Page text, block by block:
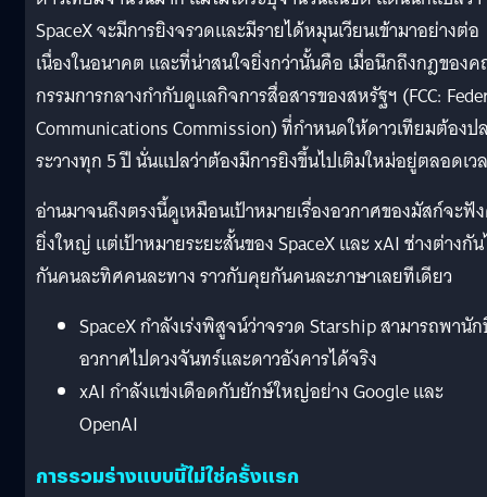
SpaceX จะมีการยิงจรวดและมีรายได้หมุนเวียนเข้ามาอย่างต่อ
เนื่องในอนาคต และที่น่าสนใจยิ่งกว่านั้นคือ เมื่อนึกถึงกฎของ
กรรมการกลางกำกับดูแลกิจการสื่อสารของสหรัฐฯ (FCC:
Communications Commission) ที่กำหนดให้ดาวเทียมต้องป
ระวางทุก 5 ปี นั่นแปลว่าต้องมีการยิงขึ้นไปเติมใหม่อยู่ตลอดเว
อ่านมาจนถึงตรงนี้ดูเหมือนเป้าหมายเรื่องอวกาศของมัสก์จะฟั
ยิ่งใหญ่ แต่เป้าหมายระยะสั้นของ SpaceX และ xAI ช่างต่างกั
กันคนละทิศคนละทาง ราวกับคุยกันคนละภาษาเลยทีเดียว
SpaceX กำลังเร่งพิสูจน์ว่าจรวด Starship สามารถพานั
อวกาศไปดวงจันทร์และดาวอังคารได้จริง
xAI กำลังแข่งเดือดกับยักษ์ใหญ่อย่าง Google และ
OpenAI
การรวมร่างแบบนี้ไม่ใช่ครั้งแรก